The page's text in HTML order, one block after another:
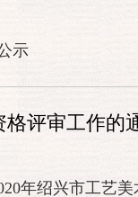
示
评审工作的
年绍兴市工艺